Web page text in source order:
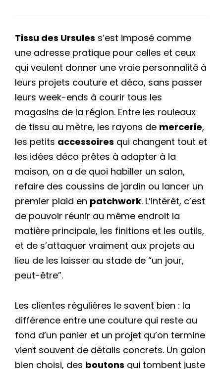
Tissu des Ursules s’est imposé comme
une adresse pratique pour celles et ceux
qui veulent donner une vraie personnalité à
leurs projets couture et déco, sans passer
leurs week-ends à courir tous les
magasins de la région. Entre les rouleaux
de tissu au mètre, les rayons de mercerie,
les petits accessoires qui changent tout et
les idées déco prêtes à adapter à la
maison, on a de quoi habiller un salon,
refaire des coussins de jardin ou lancer un
premier plaid en patchwork. L’intérêt, c’est
de pouvoir réunir au même endroit la
matière principale, les finitions et les outils,
et de s’attaquer vraiment aux projets au
lieu de les laisser au stade de “un jour,
peut-être”.
Les clientes régulières le savent bien : la
différence entre une couture qui reste au
fond d’un panier et un projet qu’on termine
vient souvent de détails concrets. Un galon
bien choisi, des boutons qui tombent juste